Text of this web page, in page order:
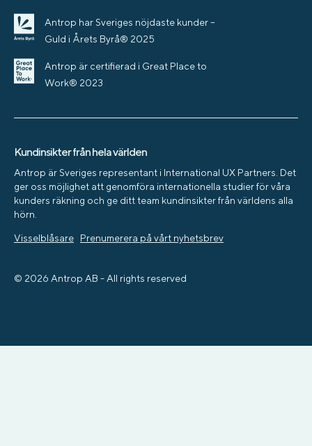
Antrop har Sveriges nöjdaste kunder –
Guld i Årets Byrå® 2025
Antrop är certifierad i Great Place to
Work® 2023
Kundinsikter från hela världen
Antrop är Sveriges representant i International UX Partners. Det
ger oss möjlighet att genomföra internationella studier för våra
kunders räkning och ge ditt team kundinsikter från världens alla
hörn.
Visselblåsare Prenumerera på vårt nyhetsbrev
© 2026 Antrop AB - All rights reserved